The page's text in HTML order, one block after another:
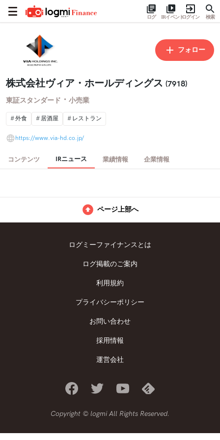
ログ IRイベントログイン 検索
フォロー
株式会社ヴィア・ホールディングス (7918)
東証スタンダード ・ 小売業
外食 居酒屋 レストラン
https://www.via-hd.co.jp/
コンテンツ IRニュース 業績情報 企業情報
ページ上部へ
ログミーファイナンスとは
ログ掲載のご案内
利用規約
プライバシーポリシー
お問い合わせ
採用情報
運営会社
Copyright © logmi All Rights Reserved.